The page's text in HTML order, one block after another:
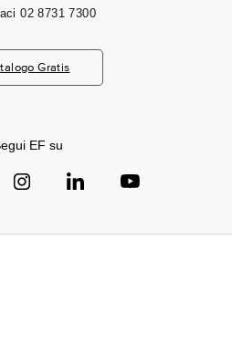
02 8731 7300
Gratis
EF su